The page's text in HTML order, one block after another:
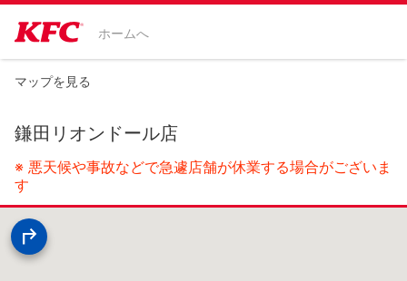
ホームへ
マップを見る
鎌田リオンドール店
※ 悪天候や事故などで急遽店舗が休業する場合がございま
す